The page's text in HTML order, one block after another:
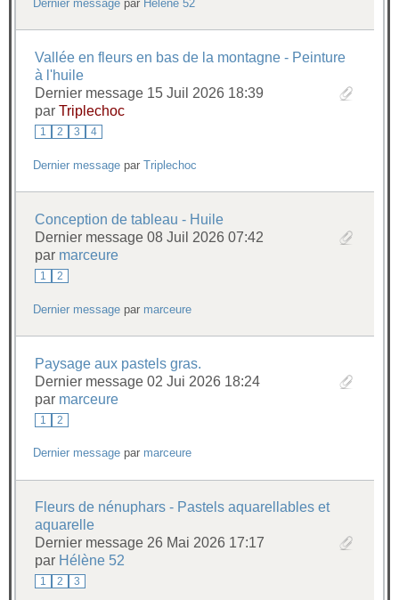
Dernier message par Hélène 52
Vallée en fleurs en bas de la montagne - Peinture
à l'huile
Dernier message 15 Juil 2026 18:39
par Triplechoc
1 2 3 4
Dernier message parTriplechoc
Conception de tableau - Huile
Dernier message 08 Juil 2026 07:42
par marceure
1 2
Dernier message par marceure
Paysage aux pastels gras.
Dernier message 02 Jui 2026 18:24
par marceure
1 2
Dernier message par marceure
Fleurs de nénuphars - Pastels aquarellables et
aquarelle
Dernier message 26 Mai 2026 17:17
par Hélène 52
1 2 3